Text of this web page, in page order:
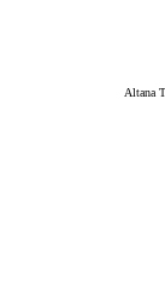
Altana